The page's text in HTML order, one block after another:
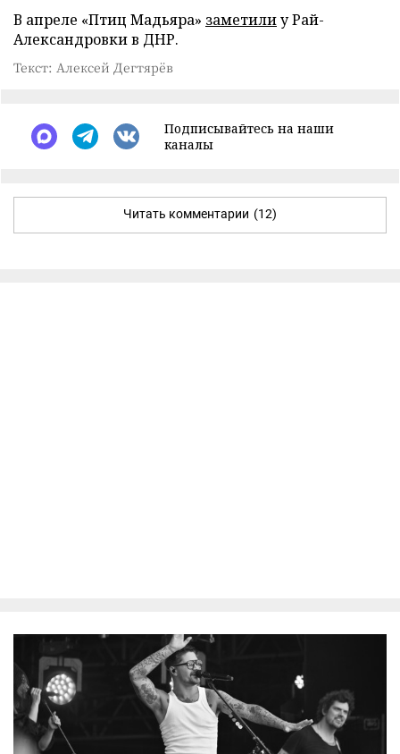
В апреле «Птиц Мадьяра» заметилиу Рай-
Александровки в ДНР.
Текст: Алексей Дегтярёв
Подписывайтесь на наши
каналы
Читать комментарии (12)